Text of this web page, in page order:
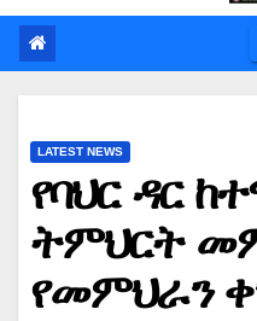
LATEST NEWS
የባህር ዳር
ትምህርት
የመምህራን